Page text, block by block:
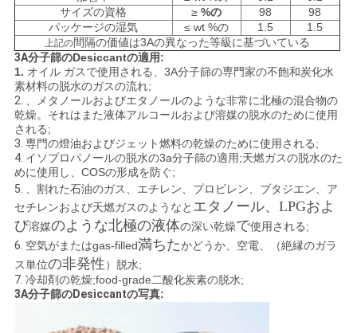
事
件
見
積
も
り
を
依
頼
サイズの資格
≥%の 98
98
パッケージの湿気
≤ wt %の 1.5 1.5
上記の間隔の価値は3Aの異なった等級に基づいている
3A分子篩のDesiccantの適用:
1. オイル ガスで使用される、3A分子篩の専門家の不飽和炭化水
素材料の脱水のガスの流れ;
2. 、メタノールおよびエタノールのような非常に北極の混合物の
乾燥。それはまた液体アルコールおよび溶媒の脱水のために使用
される;
3. 専門の燈油およびジェット燃料の乾燥のために使用される;
4. イソプロパノールの脱水の3a分子篩の適用;天燃ガスの脱水のた
めに使用し、COSの形成を防ぐ;
5. 、 割れた石油のガス、エチレン、プロピレン、ブタジエン、ア
セチレンおよび天燃ガスのようなと エタノール、LPGおよ
び溶媒のような北極の液体の深い乾燥で使用される;
6. 空気がまたはgas-filled満ちたかどうか、空電、（絶縁のガラ
ス単位の非発性）脱水;
7. 冷却剤の乾燥;food-grade二酸化炭素の脱水;
3A分子篩のDesiccantの写真: